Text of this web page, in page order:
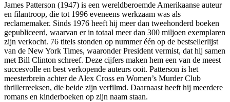
James Patterson (1947) is een wereldberoemde Amerikaanse auteur
en filantroop, die tot 1996 eveneens werkzaam was als
reclamemaker. Sinds 1976 heeft hij meer dan tweehonderd boeken
gepubliceerd, waarvan er in totaal meer dan 300 miljoen exemplaren
zijn verkocht. 76 titels stonden op nummer één op de bestsellerlijst
van de New York Times, waaronder President vermist, dat hij samen
met Bill Clinton schreef. Deze cijfers maken hem een van de meest
succesvolle en best verkopende auteurs ooit. Patterson is het
meesterbrein achter de Alex Cross en Women’s Murder Club
thrillerreeksen, die beide zijn verfilmd. Daarnaast heeft hij meerdere
romans en kinderboeken op zijn naam staan.